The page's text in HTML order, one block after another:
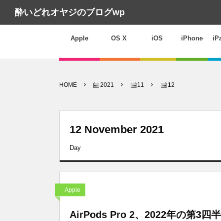
酔いどれオヤジのブログwp
Apple OS X iOS iPhone
HOME 2021 11 12
12 November 2021
Day
Apple
AirPods Pro 2、2022年の第3四